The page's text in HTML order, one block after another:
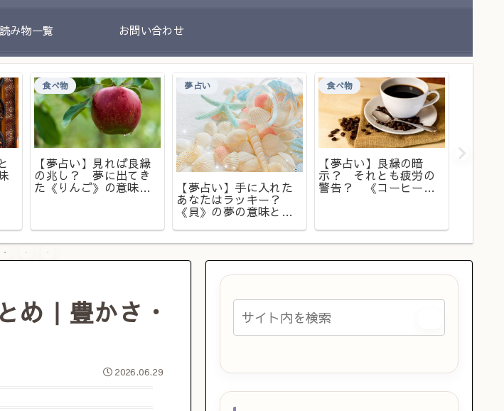
読み物一覧 お問い合わせ
食べ物
【夢占い】見れば良縁
の兆し？ 夢に出てき
た《りんご》の意味と
は？
夢占い
【夢占い】手に入れた
あなたはラッキー？
《貝》の夢の意味と
は？
食べ物
【夢占い】良縁の暗
示？ それとも疲労の
警告？ 《コーヒー》
め｜豊かさ・
2026.06.29